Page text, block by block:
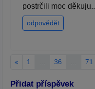
postrčili moc děkuju..
odpovědět
« 1 … 36 … 71
Přidat příspěvek